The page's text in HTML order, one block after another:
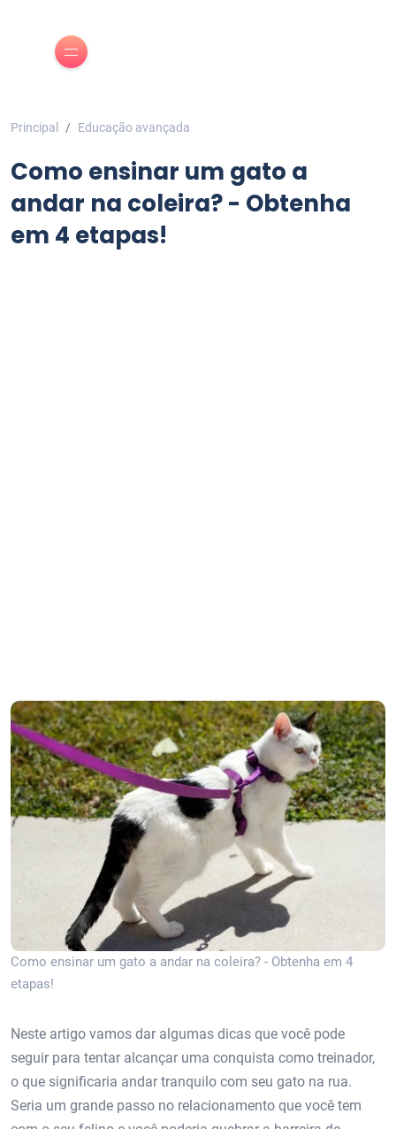
Principal Educação avançada
Como ensinar um gato a
andar na coleira? - Obtenha
em 4 etapas!
Como ensinar um gato a andar na coleira? - Obtenha em 4
etapas!
Neste artigo vamos dar algumas dicas que você pode
seguir para tentar alcançar uma conquista como treinador,
o que significaria andar tranquilo com seu gato na rua.
Seria um grande passo no relacionamento que você tem